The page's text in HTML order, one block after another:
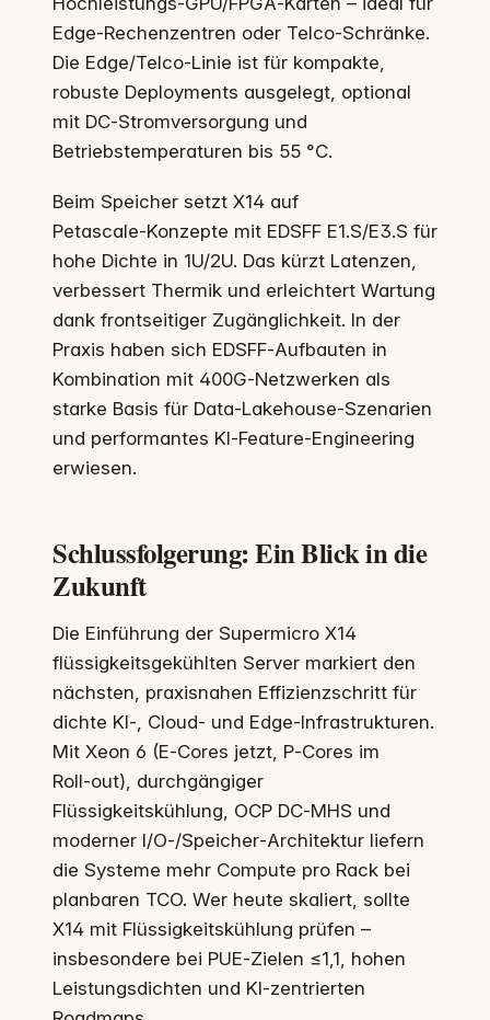
Edge‑Rechenzentren oder Telco‑Schränke.
Die Edge/Telco‑Linie ist für kompakte,
robuste Deployments ausgelegt, optional
mit DC‑Stromversorgung und
Betriebstemperaturen bis 55 °C.
Beim Speicher setzt X14 auf
Petascale‑Konzepte mit EDSFF E1.S/E3.S für
hohe Dichte in 1U/2U. Das kürzt Latenzen,
verbessert Thermik und erleichtert Wartung
dank frontseitiger Zugänglichkeit. In der
Praxis haben sich EDSFF‑Aufbauten in
Kombination mit 400G‑Netzwerken als
starke Basis für Data‑Lakehouse‑Szenarien
und performantes KI‑Feature‑Engineering
erwiesen.
Schlussfolgerung: Ein Blick in die
Zukunft
Die Einführung der Supermicro X14
flüssigkeitsgekühlten Server markiert den
nächsten, praxisnahen Effizienzschritt für
dichte KI‑, Cloud‑ und Edge‑Infrastrukturen.
Mit Xeon 6 (E‑Cores jetzt, P‑Cores im
Roll‑out), durchgängiger
Flüssigkeitskühlung, OCP DC‑MHS und
moderner I/O‑/Speicher‑Architektur liefern
die Systeme mehr Compute pro Rack bei
planbaren TCO. Wer heute skaliert, sollte
X14 mit Flüssigkeitskühlung prüfen –
insbesondere bei PUE‑Zielen ≤1,1, hohen
Leistungsdichten und KI‑zentrierten